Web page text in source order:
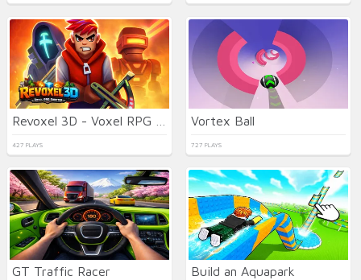
427 PLAYS
Vortex Ball
727 PLAYS
GT Traffic Racer Build an Aquapark